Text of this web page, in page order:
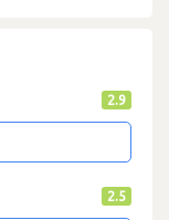
2.9
2.5